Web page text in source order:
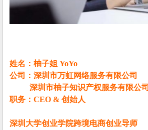
姓名：柚子姐 YoYo
公司：深圳市万虹网络服务有限公司
深圳市柚子知识产权服务有限公司
职务：CEO & 创始人
深圳大学创业学院跨境电商创业导师